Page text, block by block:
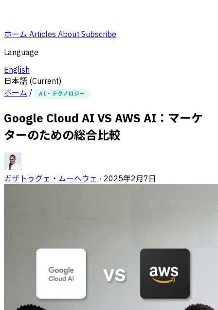
ホーム Articles About Subscribe
Language
English
日本語 (Current)
ホーム / AI・テクノロジー
Google Cloud AI VS AWS AI：マーケ
ターのための総合比較
ガザトゥグェ・ムーへウェ · 2025年2月7日